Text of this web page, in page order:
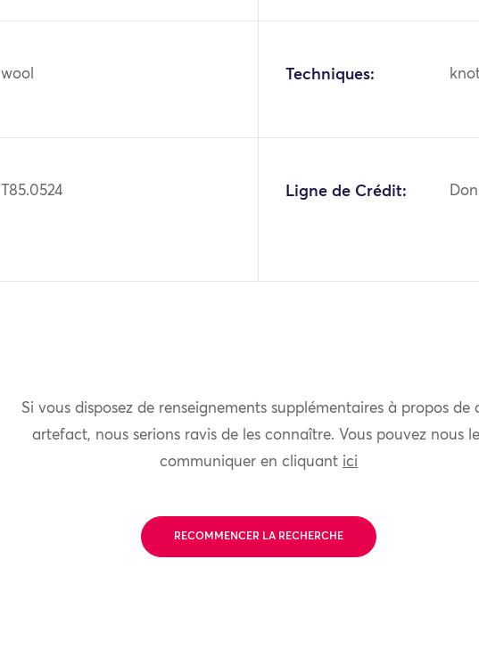
wool Techniques:
T85.0524 Ligne de Crédit:
Si vous disposez de renseignements supplémentaires à propos de
artefact, nous serions ravis de les connaître. Vous pouvez nous
communiquer en cliquant ici
RECOMMENCER LA RECHERCHE